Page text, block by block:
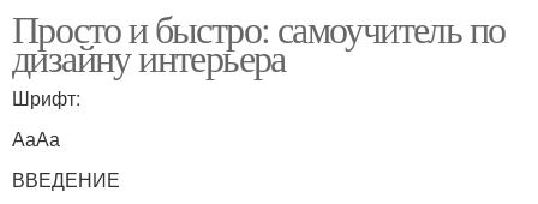
Просто и быстро: самоучитель по
дизайну интерьера
Шрифт:
АаАа
ВВЕДЕНИЕ